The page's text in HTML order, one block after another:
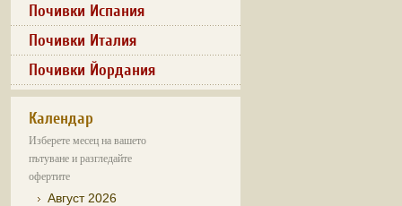
Почивки Испания
Почивки Италия
Почивки Йордания
Календар
Изберете месец на вашето
пътуване и разгледайте
офертите
Август 2026